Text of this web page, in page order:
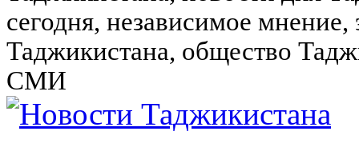
сегодня, независимое
Таджикистана, общество
СМИ